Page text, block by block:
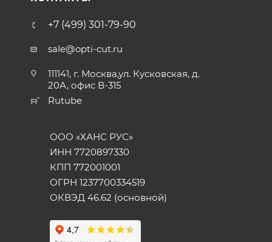
+7 (499) 301-79-90
sale@opti-cut.ru
111141, г. Москва,ул. Кусковская, д.
20А, офис В-315
Rutube
ООО «ХАНС РУС»
ИНН 7720897330
КПП 772001001
ОГРН 1237700334519
ОКВЭД 46.62 (основной)